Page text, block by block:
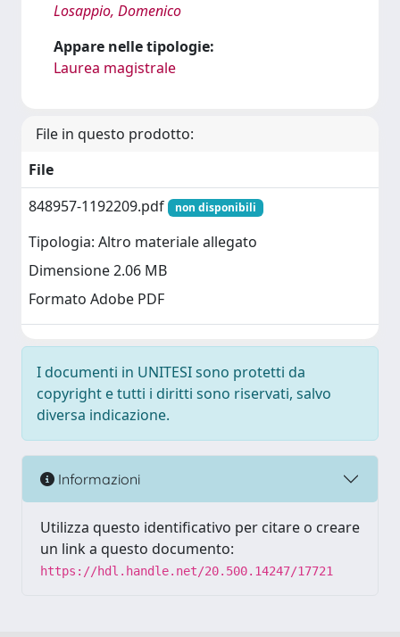
Losappio, Domenico
Appare nelle tipologie:
Laurea magistrale
File in questo prodotto:
File
848957-1192209.pdf
non disponibili
Tipologia: Altro materiale allegato
Dimensione 2.06 MB
Formato Adobe PDF
I documenti in UNITESI sono protetti da
copyright e tutti i diritti sono riservati, salvo
diversa indicazione.
Informazioni
Utilizza questo identificativo per citare o creare
un link a questo documento:
https://hdl.handle.net/20.500.14247/17721